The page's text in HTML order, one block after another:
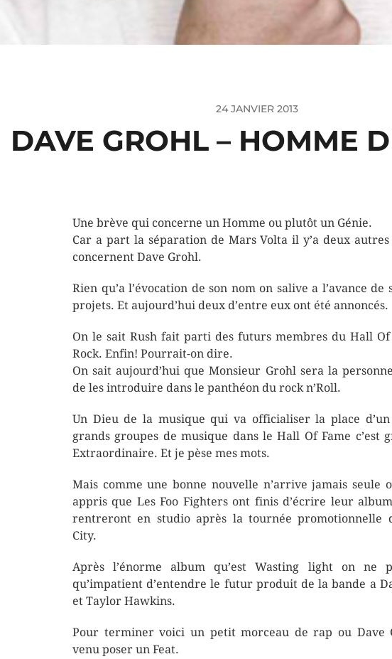
24 JANVIER 2013
DAVE GROHL – HOMME
Une brève qui concerne un Homme ou plutôt un Génie.
Car a part la séparation de Mars Volta il y’a deux
concernent Dave Grohl.
Rien qu’a l’évocation de son nom on salive a l’avance de
projets. Et aujourd’hui deux d’entre eux ont été annoncés.
On le sait Rush fait parti des futurs membres du Hall Of
Rock. Enfin! Pourrait-on dire.
On sait aujourd’hui que Monsieur Grohl sera la
de les introduire dans le panthéon du rock n’Roll.
Un Dieu de la musique qui va officialiser la place
grands groupes de musique dans le Hall Of Fame c’est
Extraordinaire. Et je pèse mes mots.
Mais comme une bonne nouvelle n’arrive jamais seule
appris que Les Foo Fighters ont finis d’écrire leur
rentreront en studio après la tournée promotionnelle
City.
Après l’énorme album qu’est Wasting light on ne
qu’impatient d’entendre le futur produit de la bande a
et Taylor Hawkins.
Pour terminer voici un petit morceau de rap ou Dave
venu poser un Feat.